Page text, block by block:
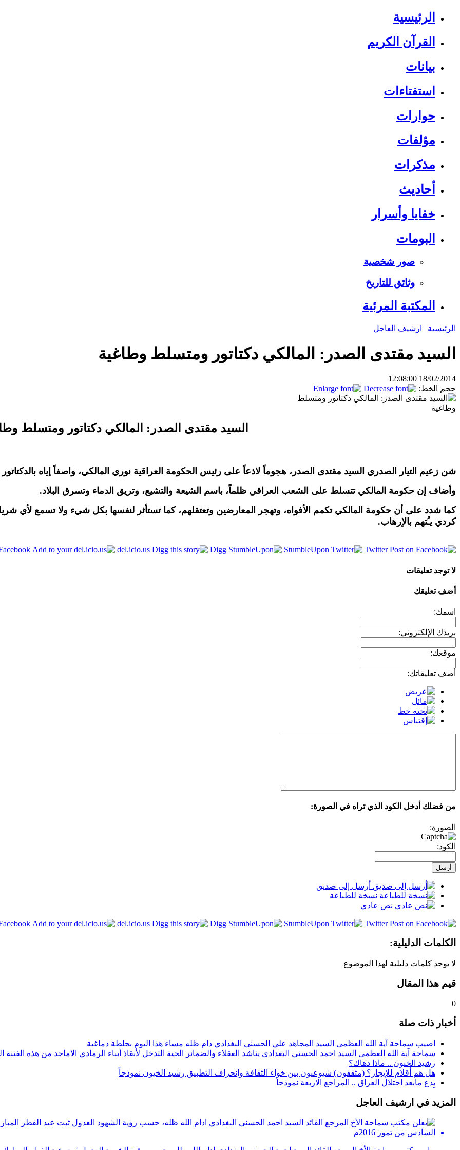
الرئيسية
القرآن الكريم
بيانات
استفتاءات
حوارات
مؤلفات
مذكرات
أحاديث
خفايا وأسرار
البومات
صور شخصية
وثائق للتاريخ
المكتبة المرئية
الرئيسية | ارشيف العاجل
السيد مقتدى الصدر: المالكي دكتاتور ومتسلط وطاغية
18/02/2014 12:08:00
حجم الخط:
السيد مقتدى الصدر: المالكي دكتاتور ومتسلط
شن زعيم التيار الصدري السيد مقتدى الصدر، هجوماً لاذعاً على رئيس الحكومة العراقية نوري المالكي، واصفاً إياه
وأضاف إن حكومة المالكي تتسلط على الشعب العراقي ظلماً، باسم الشيعة والتشيع، وتريق الدماء وتسرق البلاد.
كما شدد على أن حكومة المالكي تكمم الأفواه، وتهجر المعارضين وتعتقلهم، كما تستأثر لنفسها بكل شيء ولا تسمع
كردي يـُتهم بالإرهاب.
del.icio.us Digg StumbleUpon Twitter
لا توجد تعليقات
أضف تعليقك
اسمك:
بريدك الإلكتروني:
موقعك:
أضف تعليقاتك:
من فضلك أدخل الكود الذي تراه في الصورة:
الصورة:
الكود:
أرسل إلى صديق
نسخة للطباعة
نص عادي
del.icio.us Digg StumbleUpon Twitter
الكلمات الدليلية:
لا يوجد كلمات دليلية لهذا الموضوع
قيم هذا المقال
0
أخبار ذات صلة
اصيب سماحة آية الله العظمى السيد المجاهد علي الحسني البغدادي دام ظله مساء هذا اليوم بجلطة دماغية
سماحة آية الله العظمى السيد احمد الحسني البغدادي يناشد العقلاء والضمائر الحية التدخل لأنقاذ أبناء الرمادي الاماجد من هذه الفتنة
رشيد الخيون .. ماذا دهاك؟
هل هم أقلام للإيجار؟ (مثقفون) شيوعيون بين خواء الثقافة وإنحراف التطبيق رشيد الخيون نموذجاً
بِدع مابعد احتلال العراق .. المراجع الاربعة نموذجاً
المزيد في ارشيف العاجل